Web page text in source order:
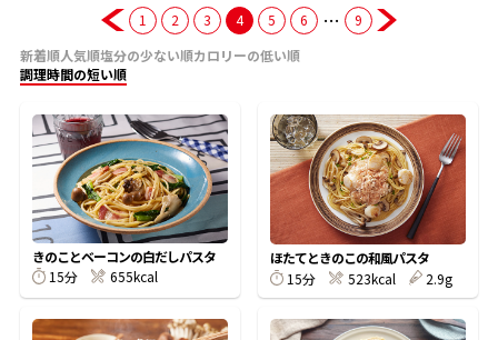
ブランド一覧
ヤマキ『めんつゆ』 ヤマキ 割烹白だし
おいしいレシピを探す
おいしいレシピトップ
主食レシピ
主菜レシピ
かつお節・だしを楽しむ
かつお節・だしを知る
だしの取り方
かつお節の削り方
CM・キャンペーン
キャンペーン一覧
企業・採用情報
企業情報
- 百年対話
お問い合わせ
ヤマキお客様相談室
1 2 3 4 5 6 …
9
新着順人気順塩分の少ない順カロリーの低い順
調理時間の短い順
きのことベーコンの白だしパスタ
15分
655kcal
ほたてときのこの和風パスタ
15分
523kcal 2.9g